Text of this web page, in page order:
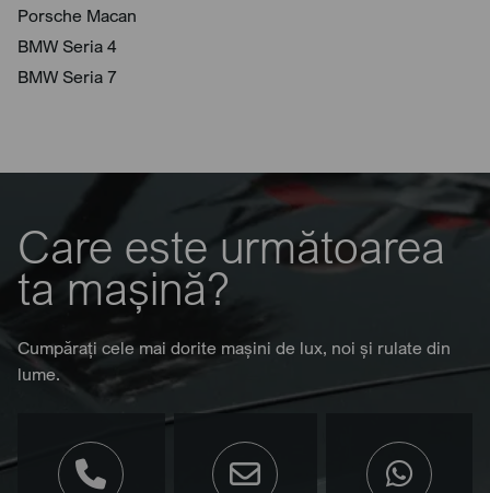
Porsche Macan
BMW Seria 4
BMW Seria 7
Care este următoarea
ta mașină?
Cumpărați cele mai dorite mașini de lux, noi și rulate din
lume.